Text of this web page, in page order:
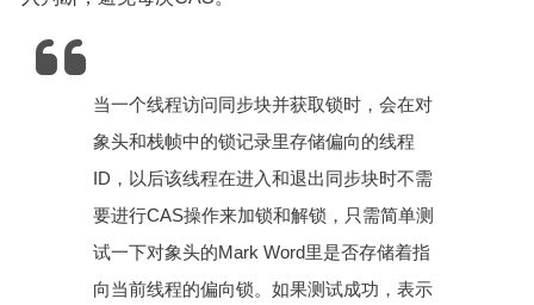
当一个线程访问同步块并获取锁时，会在对
象头和栈帧中的锁记录里存储偏向的线程
ID，以后该线程在进入和退出同步块时不需
要进行CAS操作来加锁和解锁，只需简单测
试一下对象头的Mark Word里是否存储着指
向当前线程的偏向锁。如果测试成功，表示